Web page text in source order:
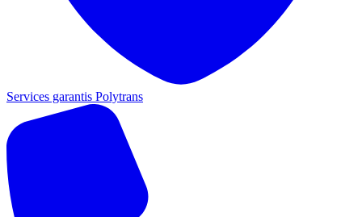
Services garantis Polytrans